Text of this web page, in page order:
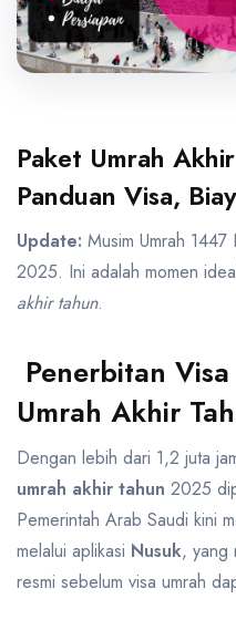
Paket Umrah
Panduan Visa,
Update: Musim Umrah
2025. Ini adalah momen
akhir tahun.
Penerbitan
Umrah Akhir
Dengan lebih dari 1,2 juta
umrah akhir tahun 2025
Pemerintah Arab Saudi kini
melalui aplikasi Nusuk, yang
resmi sebelum visa umrah